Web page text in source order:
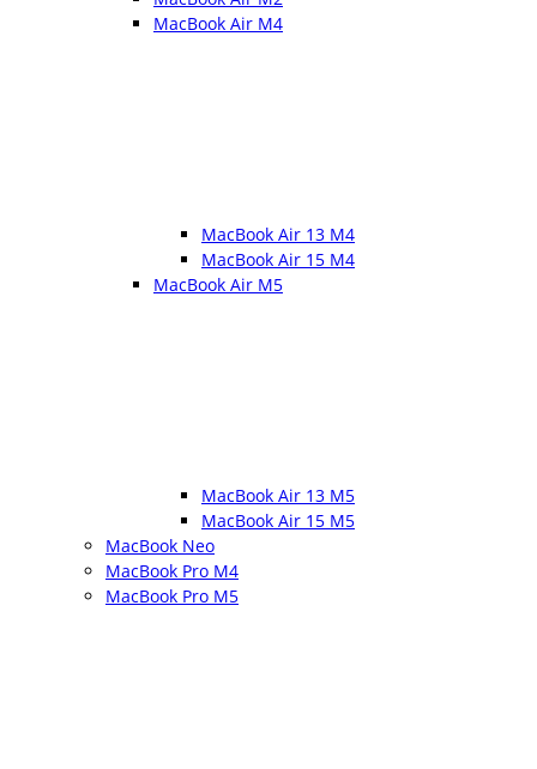
MacBook Air M4
MacBook Air 13 M4
MacBook Air 15 M4
MacBook Air M5
MacBook Air 13 M5
MacBook Air 15 M5
MacBook Neo
MacBook Pro M4
MacBook Pro M5